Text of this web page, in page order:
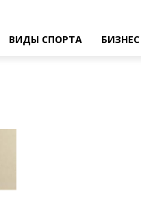
ВИДЫ СПОРТА БИЗНЕС